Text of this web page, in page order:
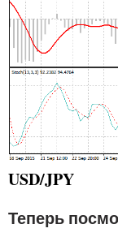
USD/JPY
Теперь